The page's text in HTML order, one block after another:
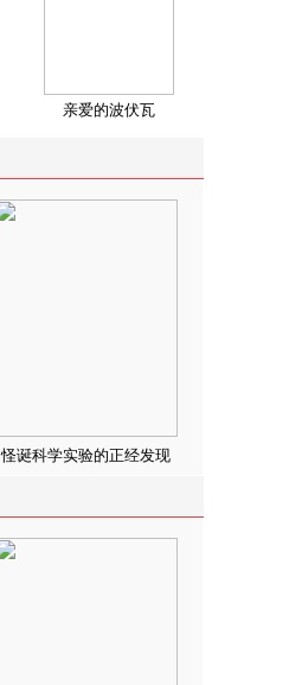
亲爱的波伏瓦
怪诞科学实验的正经发现